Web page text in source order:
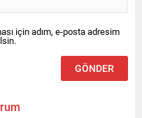
için adım, e-posta adresim